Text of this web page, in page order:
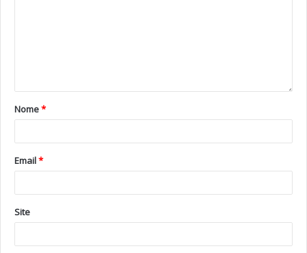
Élia Gonzalez
Filipe Albuquerque
Filipe LA Féria
João Frizza
Paula marcelo
Samuel de Albuquerque
teatro Teatro Politeama
Nome*
Email*
Site